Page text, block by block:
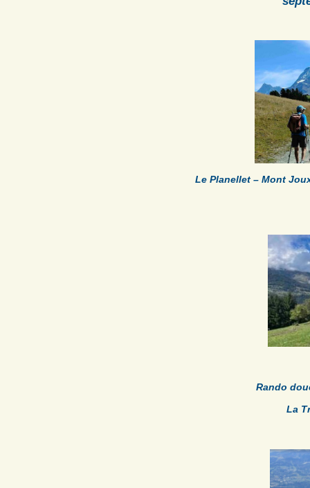
Le Planellet – Mont
Rando
La